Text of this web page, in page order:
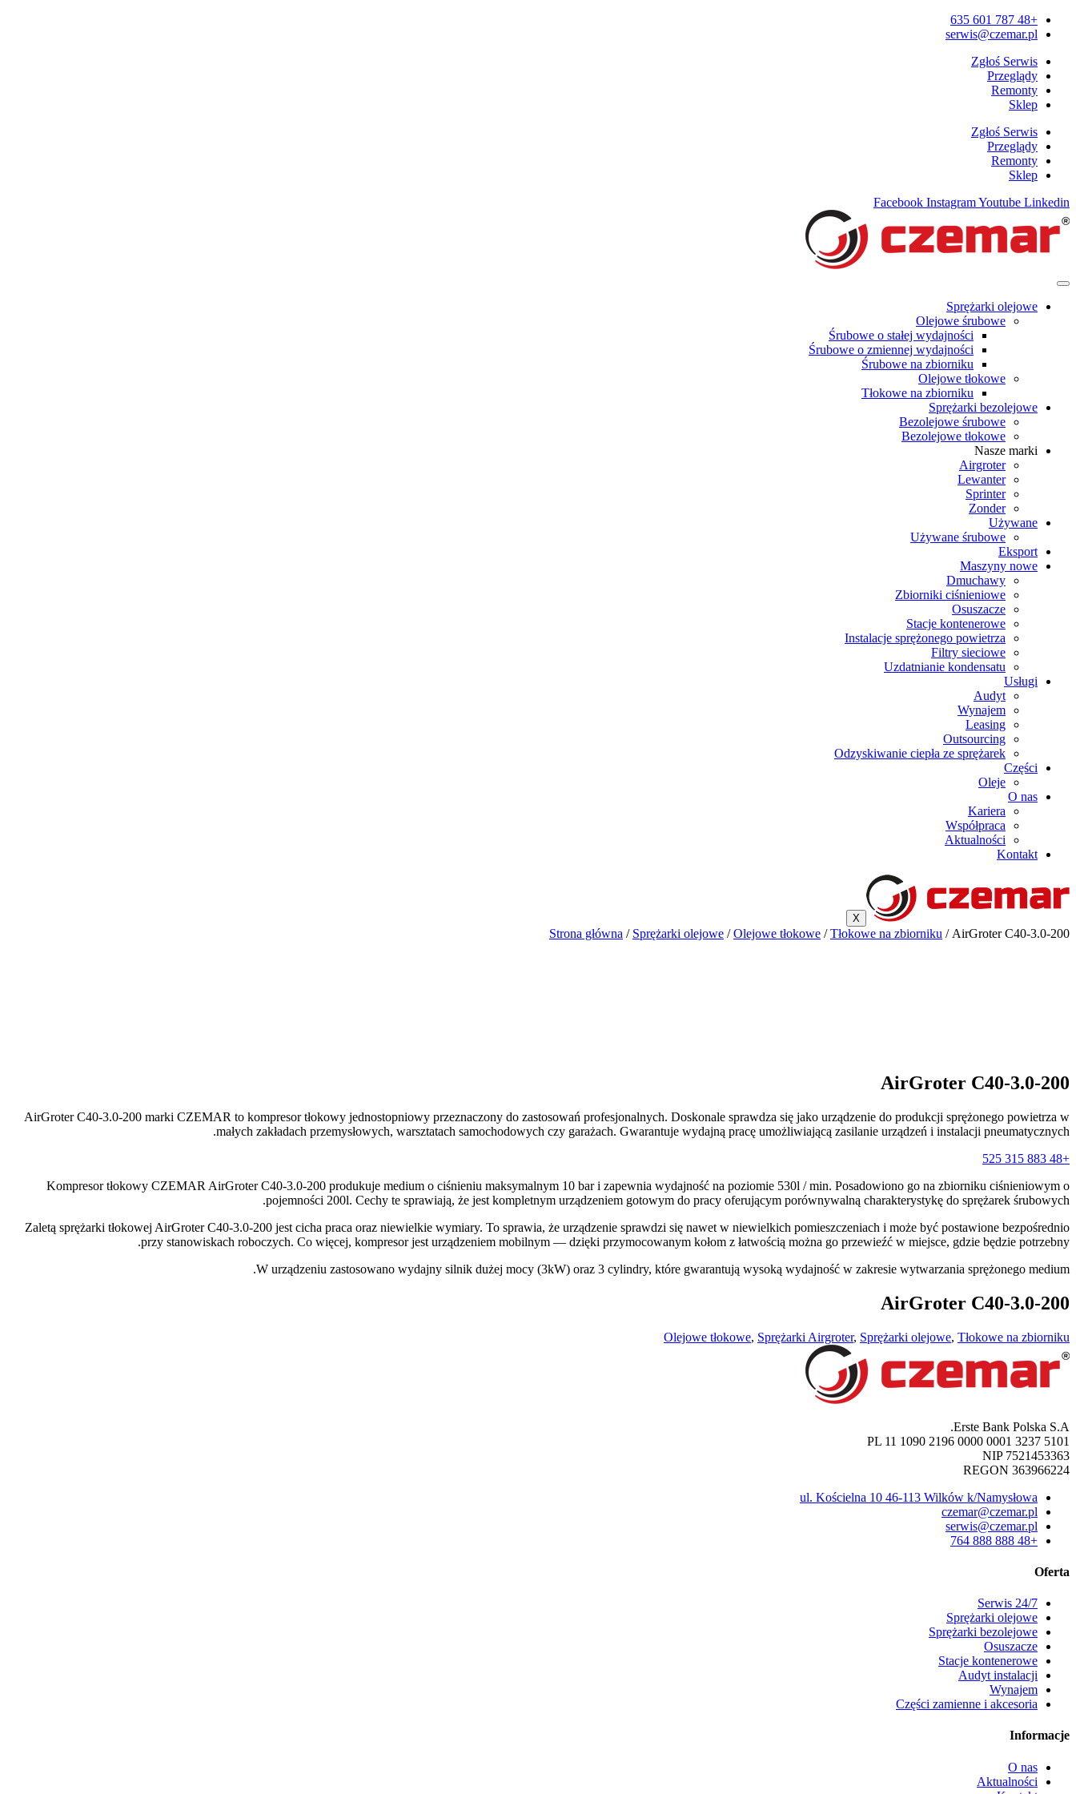
+48 787 601 635
serwis@czemar.pl
Zgłoś Serwis
Przeglądy
Remonty
Sklep
Zgłoś Serwis
Przeglądy
Remonty
Sklep
Facebook InstagramYoutube Linkedin
Sprężarki olejowe
Olejowe śrubowe
Śrubowe o stałej wydajności
Śrubowe o zmiennej wydajności
Śrubowe na zbiorniku
Olejowe tłokowe
Tłokowe na zbiorniku
Sprężarki bezolejowe
Bezolejowe śrubowe
Bezolejowe tłokowe
Nasze marki
Airgroter
Lewanter
Sprinter
Zonder
Używane
Używane śrubowe
Eksport
Maszyny nowe
Dmuchawy
Zbiorniki ciśnieniowe
Osuszacze
Stacje kontenerowe
Instalacje sprężonego powietrza
Filtry sieciowe
Uzdatnianie kondensatu
Usługi
Audyt
Wynajem
Leasing
Outsourcing
Odzyskiwanie ciepła ze sprężarek
Części
Oleje
O nas
Kariera
Współpraca
Aktualności
Kontakt
X
Strona główna / Sprężarki olejowe /Olejowe tłokowe /Tłokowe na zbiorniku / AirGroter C40-3.0-200
AirGroter C40-3.0-200
AirGroter C40-3.0-200 marki CZEMAR to kompresor tłokowy jednostopniowy przeznaczony do zastosowań profesjonalnych. Doskonale sprawdza się jako urządzenie do produkcji sprężonego powietrza w
małych zakładach przemysłowych, warsztatach samochodowych czy garażach. Gwarantuje wydajną pracę umożliwiającą zasilanie urządzeń i instalacji pneumatycznych.
+48 883 315 525
Kompresor tłokowy CZEMAR AirGroter C40-3.0-200 produkuje medium o ciśnieniu maksymalnym 10 bar i zapewnia wydajność na poziomie 530l / min. Posadowiono go na zbiorniku ciśnieniowym o
pojemności 200l. Cechy te sprawiają, że jest kompletnym urządzeniem gotowym do pracy oferującym porównywalną charakterystykę do sprężarek śrubowych.
Zaletą sprężarki tłokowej AirGroter C40-3.0-200 jest cicha praca oraz niewielkie wymiary. To sprawia, że urządzenie sprawdzi się nawet w niewielkich pomieszczeniach i może być postawione bezpośrednio
przy stanowiskach roboczych. Co więcej, kompresor jest urządzeniem mobilnym — dzięki przymocowanym kołom z łatwością można go przewieźć w miejsce, gdzie będzie potrzebny.
W urządzeniu zastosowano wydajny silnik dużej mocy (3kW) oraz 3 cylindry, które gwarantują wysoką wydajność w zakresie wytwarzania sprężonego medium.
AirGroter C40-3.0-200
Olejowe tłokowe, Sprężarki Airgroter, Sprężarki olejowe, Tłokowe na zbiorniku
Erste Bank Polska S.A.
PL 11 1090 2196 0000 0001 3237 5101
NIP 7521453363
REGON 363966224
ul. Kościelna 10 46-113 Wilków k/Namysłowa
czemar@czemar.pl
serwis@czemar.pl
+48 888 888 764
Oferta
Serwis 24/7
Sprężarki olejowe
Sprężarki bezolejowe
Osuszacze
Stacje kontenerowe
Audyt instalacji
Wynajem
Części zamienne i akcesoria
Informacje
O nas
Aktualności